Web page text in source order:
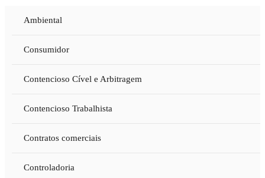
Ambiental
Consumidor
Contencioso Cível e Arbitragem
Contencioso Trabalhista
Contratos comerciais
Controladoria